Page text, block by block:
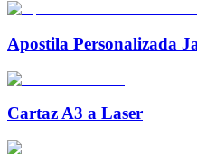
Apostila Personalizada
Cartaz A3 a Laser